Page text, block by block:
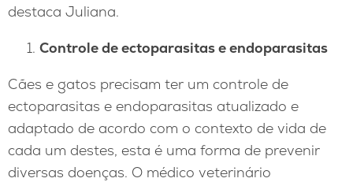
destaca Juliana.
Controle de ectoparasitas e endoparasitas
Cães e gatos precisam ter um controle de
ectoparasitas e endoparasitas atualizado e
adaptado de acordo com o contexto de vida de
cada um destes, esta é uma forma de prevenir
diversas doenças. O médico veterinário